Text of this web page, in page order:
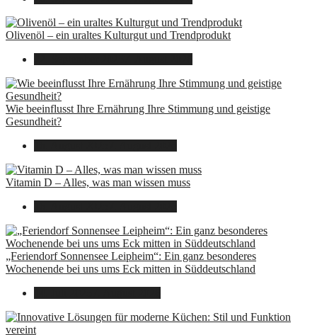
Olivenöl – ein uraltes Kulturgut und Trendprodukt
Wie beeinflusst Ihre Ernährung Ihre Stimmung und geistige
Gesundheit?
Vitamin D – Alles, was man wissen muss
„Feriendorf Sonnensee Leipheim“: Ein ganz besonderes
Wochenende bei uns ums Eck mitten in Süddeutschland